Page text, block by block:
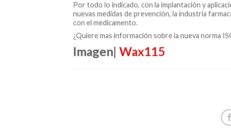
Por todo lo indicado, con la implantación y
nuevas medidas de prevención, la industria
con el medicamento.
¿Quiere mas información sobre la nueva norma
Imagen| Wax115